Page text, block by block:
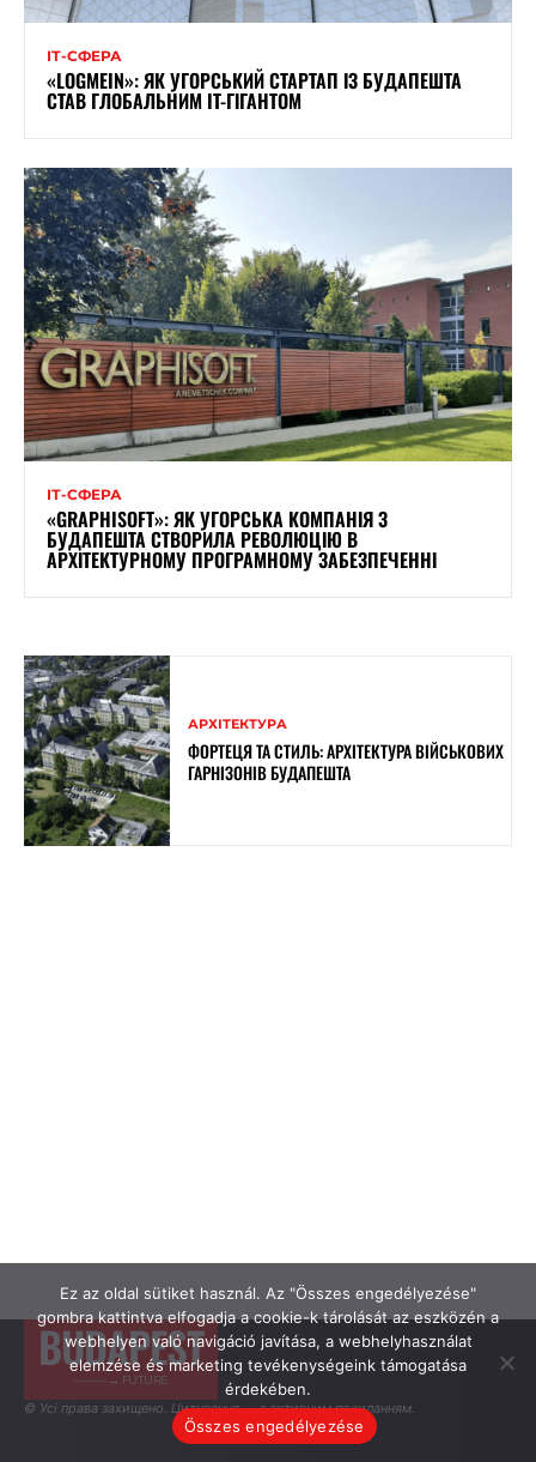
BUDAPEST
———→ FUTURE
© Усі права захищено. Цитування — з активним посиланням.
Ez az oldal sütiket használ. Az "Összes engedélyezése"
gombra kattintva elfogadja a cookie-k tárolását az eszközén a
webhelyen való navigáció javítása, a webhelyhasználat
elemzése és marketing tevékenységeink támogatása
érdekében.
Összes engedélyezése